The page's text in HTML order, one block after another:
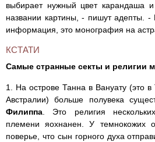
выбирает нужный цвет карандаша
названии картины, - пишут адепты. -
информация, это монография на
КСТАТИ
Самые странные секты и религии
1. На острове Танна в Вануату (это
Австралии) больше полувека
Филиппа. Это религия
племени яохнанен. У темнокожих
поверье, что сын горного духа